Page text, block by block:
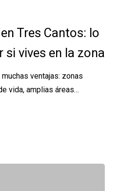
Tres Cantos: lo
si vives en la zona
ventajas: zonas
vida, amplias áreas…